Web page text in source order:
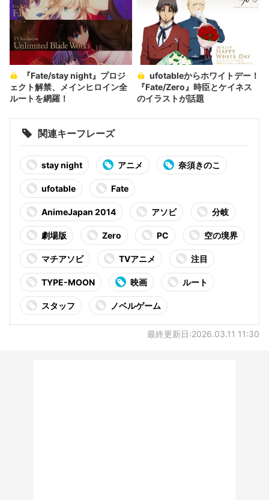
ェクト解禁、メインヒロイン全
ルートを網羅！
『Fate/Zero』時臣とケイネス
のイラストが話題
関連キーフレーズ
stay night アニメ 奈須きのこ
ufotable Fate
AnimeJapan 2014 アソビ 分岐
劇場版 Zero PC 空の境界
マチアソビ TVアニメ 注目
TYPE-MOON 映画 ルート
スタッフ ノベルゲーム
最終更新日:2026.03.11 11:30